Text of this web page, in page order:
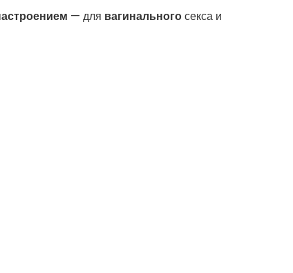
— для вагинальногосекса и